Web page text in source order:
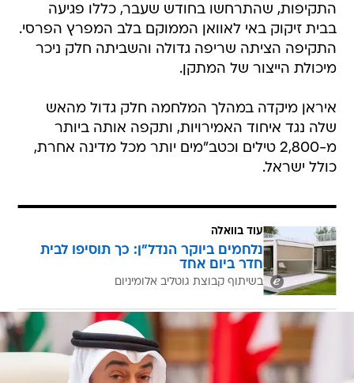
התקיפות, שהתרחשו בחודש שעבר, כללו פגיעה
בבית זיקוק באי לאוואן הממוקם בלב המפרץ הפרסי.
התקיפה הציתה שריפה גדולה והשביתה חלק ניכר
מיכולת הייצור של המתקן.
איראן מיקדה במהלך המלחמה חלק גדול מהאש
שלה נגד איחוד האמירויות, ותקפה אותה ביותר
מ-2,800 טילים וכטב"מים יותר מכל מדינה אחרת,
כולל ישראל.
עוד בוואלה
נלחמים ביוקר הנדל"ן: כך תוסיפו לבית
חדר ביום אחד
בשיתוף קבוצת גוטליב אלומיניום